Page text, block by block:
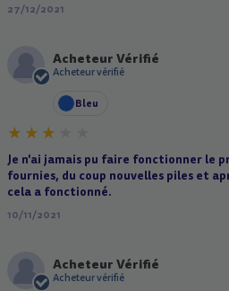
27/12/2021
A
Acheteur Vérifié
Acheteur vérifié
Bleu
Je n'ai jamais pu faire fonctionner le
fournies, du coup nouvelles piles et
cela a fonctionné.
10/11/2021
A
Acheteur Vérifié
Acheteur vérifié